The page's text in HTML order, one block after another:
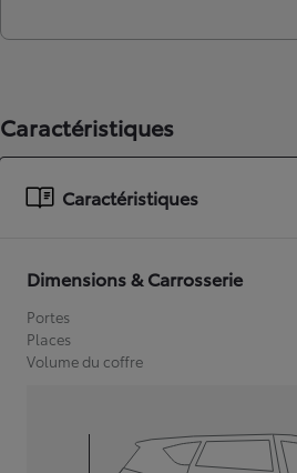
Caractéristiques
Caractéristiques
Dimensions & Carrosserie
Portes
Places
Volume du coffre